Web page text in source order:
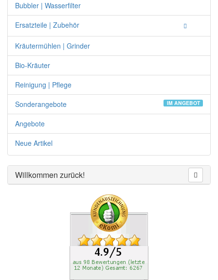
Bubbler | Wasserfilter
Ersatzteile | Zubehör
Kräutermühlen | Grinder
Bio-Kräuter
Reinigung | Pflege
Sonderangebote
IM ANGEBOT
Angebote
Neue Artikel
Willkommen zurück!